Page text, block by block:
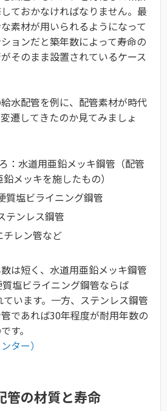
ておかなければなりません。最
素材が用いられるようになって
ョンだと築年数によって寿命の
そのまま設置されているケース
水配管を例に、配管素材が時代
遷してきたのか見てみましょ
：水道用亜鉛メッキ鋼管（配管
メッキを施したもの）
質塩ビライニング鋼管
テンレス鋼管
レン管など
は短く、水道用亜鉛メッキ鋼管
塩ビライニング鋼管ならば
います。一方、ステンレス鋼管
であれば30年程度が耐用年数の
す。
ター）
管の材質と寿命